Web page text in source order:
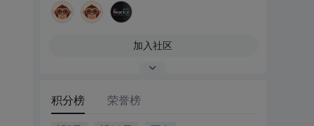
加入社区
积分榜 荣誉榜